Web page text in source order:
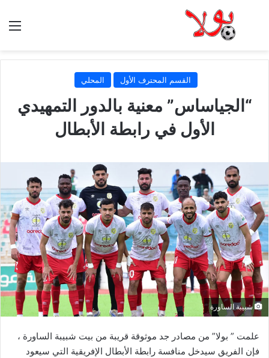
القسم المحترف الأول المحلي
“الجياساس” معنية بالدور التمهيدي
الأول في رابطة الأبطال
شبيبة الساورة
علمت ” بولا” من مصادر جد موثوقة قريبة من بيت شبيبة الساورة ،
فإن الفريق سيدخل منافسة رابطة الأبطال الإفريقية التي سيعود